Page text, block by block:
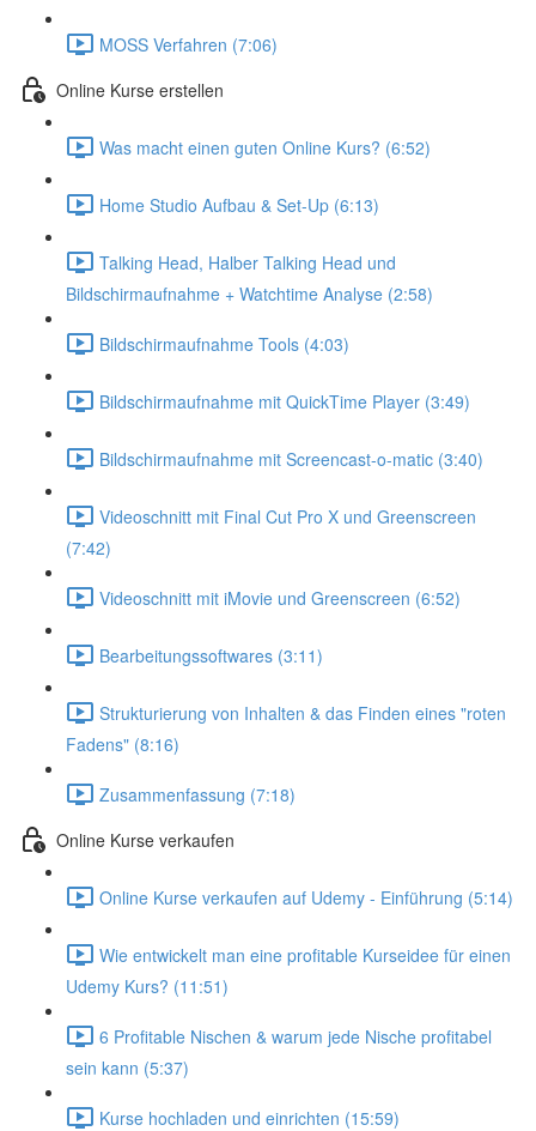
MOSS Verfahren (7:06)
Online Kurse erstellen
Was macht einen guten Online Kurs? (6:52)
Home Studio Aufbau & Set-Up (6:13)
Talking Head, Halber Talking Head und
Bildschirmaufnahme + Watchtime Analyse (2:58)
Bildschirmaufnahme Tools (4:03)
Bildschirmaufnahme mit QuickTime Player (3:49)
Bildschirmaufnahme mit Screencast-o-matic (3:40)
Videoschnitt mit Final Cut Pro X und Greenscreen
(7:42)
Videoschnitt mit iMovie und Greenscreen (6:52)
Bearbeitungssoftwares (3:11)
Strukturierung von Inhalten & das Finden eines "roten
Fadens" (8:16)
Zusammenfassung (7:18)
Online Kurse verkaufen
Online Kurse verkaufen auf Udemy - Einführung (5:14)
Wie entwickelt man eine profitable Kurseidee für einen
Udemy Kurs? (11:51)
6 Profitable Nischen & warum jede Nische profitabel
sein kann (5:37)
Kurse hochladen und einrichten (15:59)